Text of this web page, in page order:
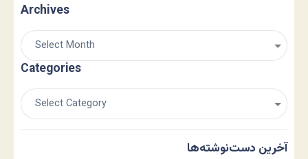
Archives
Categories
آخرین دست‌نوشته‌ها